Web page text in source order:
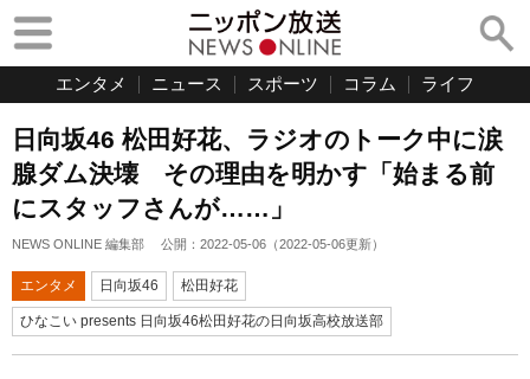
エンタメ ニュース スポーツ コラム ライフ
日向坂46 松田好花、ラジオのトーク中に涙
腺ダム決壊 その理由を明かす「始まる前
にスタッフさんが……」
NEWS ONLINE 編集部 公開： 2022-05-06 （2022-05-06更新）
エンタメ 日向坂46 松田好花
ひなこい presents 日向坂46松田好花の日向坂高校放送部